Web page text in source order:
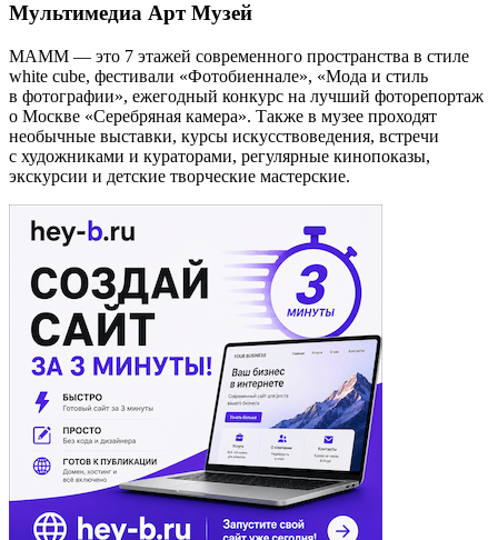
Мультимедиа Арт Музей
МАММ — это 7 этажей современного пространства в стиле
white cube, фестивали «Фотобиеннале», «Мода и стиль
в фотографии», ежегодный конкурс на лучший фоторепортаж
о Москве «Серебряная камера». Также в музее проходят
необычные выставки, курсы искусствоведения, встречи
с художниками и кураторами, регулярные кинопоказы,
экскурсии и детские творческие мастерские.